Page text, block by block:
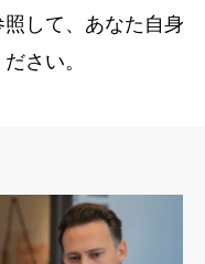
して、あなた自身
さい。